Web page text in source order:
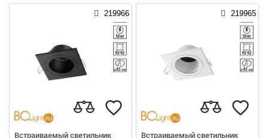
219966
Встраиваемый светильник
219965
Встраиваемый светильник